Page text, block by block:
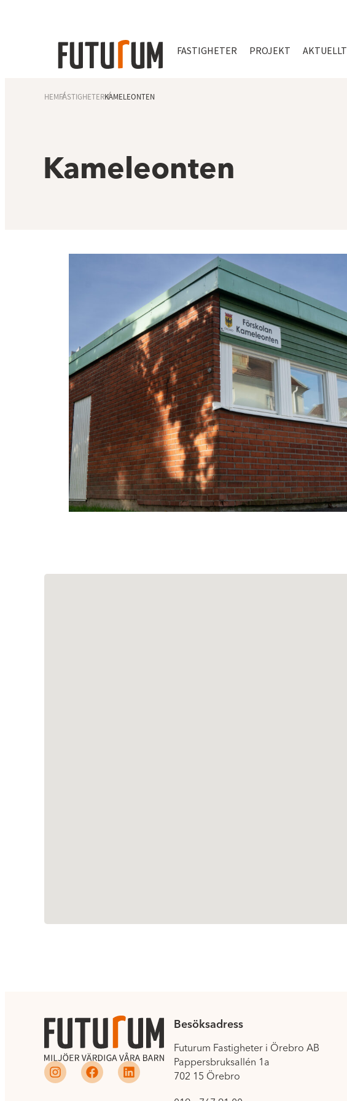
FASTIGHETER PROJEKT AKTUELLT
HEMFASTIGHETERKAMELEONTEN
Kameleonten
Besöksadress
Futurum Fastigheter i Örebro AB
Pappersbruksallén 1a
702 15 Örebro